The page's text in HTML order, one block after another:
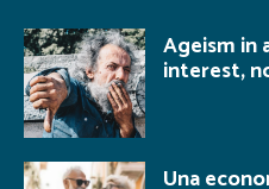
Ageism in
interest,
Una